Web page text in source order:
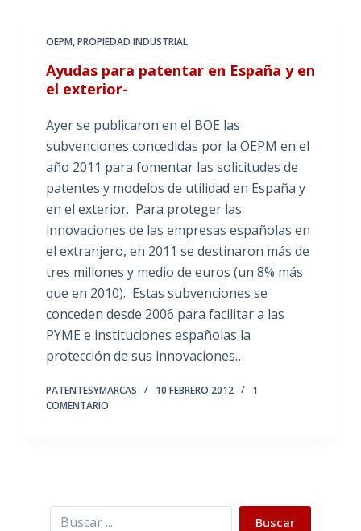
OEPM,PROPIEDAD INDUSTRIAL
Ayudas para patentar en España y en
el exterior-
Ayer se publicaron en el BOE las
subvenciones concedidas por la OEPM en el
año 2011 para fomentar las solicitudes de
patentes y modelos de utilidad en España y
en el exterior. Para proteger las
innovaciones de las empresas españolas en
el extranjero, en 2011 se destinaron más de
tres millones y medio de euros (un 8% más
que en 2010). Estas subvenciones se
conceden desde 2006 para facilitar a las
PYME e instituciones españolas la
protección de sus innovaciones…
PATENTESYMARCAS 10 FEBRERO 2012
1
COMENTARIO
Buscar Buscar